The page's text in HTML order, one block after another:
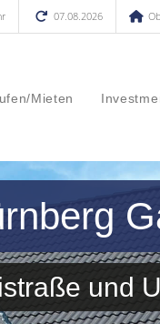
07.08.2026
Mieten
und